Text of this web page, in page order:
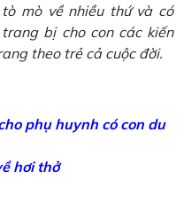
mò về nhiều thứ và có
bị cho con các kiến
theo trẻ cả cuộc đời.
phụ huynh có con du
hơi thở